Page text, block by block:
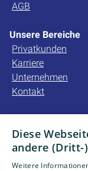
AGB
Unsere Bereiche
Privatkunden
Karriere
Unternehmen
Kontakt
4,2
Diese
andere (Dritt-
Weitere